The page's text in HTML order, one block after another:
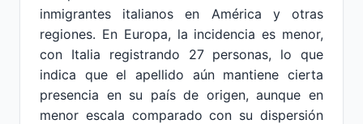
inmigrantes italianos en América y otras
regiones. En Europa, la incidencia es menor,
con Italia registrando 27 personas, lo que
indica que el apellido aún mantiene cierta
presencia en su país de origen, aunque en
menor escala comparado con su dispersión